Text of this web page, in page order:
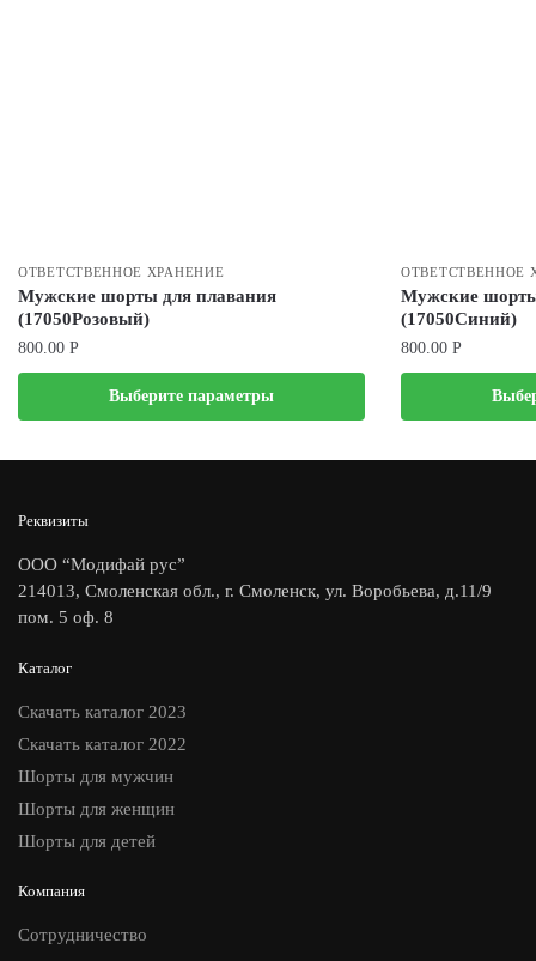
ОТВЕТСТВЕННОЕ ХРАНЕНИЕ
Мужские шорты для плавания
(17050Розовый)
800.00 Р
Выберите параметры
ОТВЕТСТВЕННОЕ
Мужские
(17050Синий)
800.00 Р
Реквизиты
ООО “Модифай рус”
214013, Смоленская обл., г. Смоленск, ул. Воробьева, д.11/9
пом. 5 оф. 8
Каталог
Скачать каталог 2023
Скачать каталог 2022
Шорты для мужчин
Шорты для женщин
Шорты для детей
Компания
Сотрудничество